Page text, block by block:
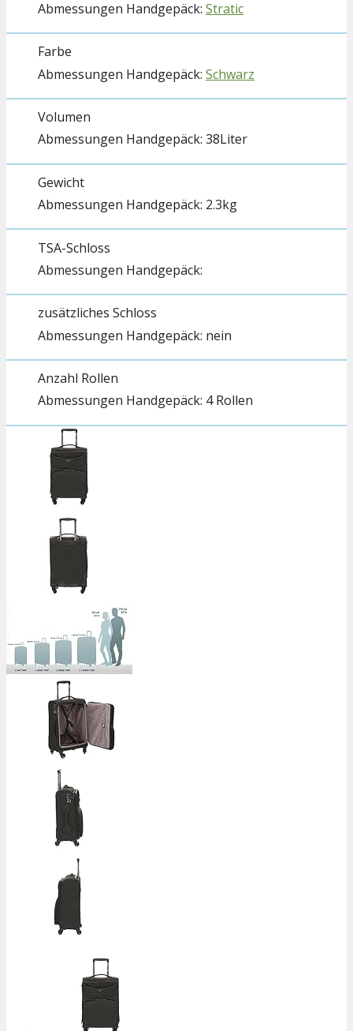
Stratic
Farbe
Schwarz
Volumen
38Liter
Gewicht
2.3kg
TSA-Schloss
zusätzliches Schloss
nein
Anzahl Rollen
4 Rollen